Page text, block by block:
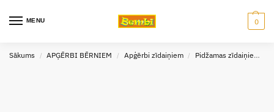
MENU 0
Sākums / APĢĒRBI BĒRNIEM / Apģērbi zīdaiņiem / Pidžamas zīdaiņiem